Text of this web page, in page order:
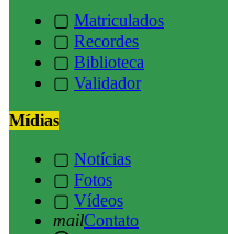
▢ Matriculados
▢ Recordes
▢ Biblioteca
▢ Validador
Mídias
▢ Notícias
▢ Fotos
▢ Vídeos
mailContato